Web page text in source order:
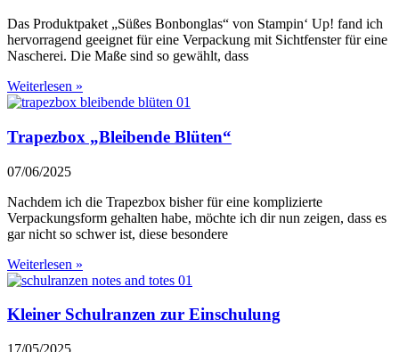
Das Produktpaket „Süßes Bonbonglas“ von Stampin‘ Up! fand ich
hervorragend geeignet für eine Verpackung mit Sichtfenster für eine
Nascherei. Die Maße sind so gewählt, dass
Weiterlesen »
Trapezbox „Bleibende Blüten“
07/06/2025
Nachdem ich die Trapezbox bisher für eine komplizierte
Verpackungsform gehalten habe, möchte ich dir nun zeigen, dass es
gar nicht so schwer ist, diese besondere
Weiterlesen »
Kleiner Schulranzen zur Einschulung